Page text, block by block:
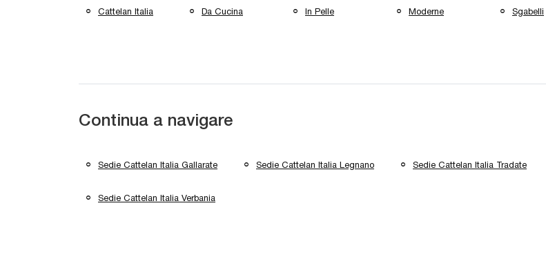
Cattelan Italia Da Cucina In Pelle Moderne Sgabelli
Continua a navigare
Sedie Cattelan Italia Gallarate Sedie Cattelan Italia Legnano Sedie Cattelan Italia Tradate
Sedie Cattelan Italia Verbania